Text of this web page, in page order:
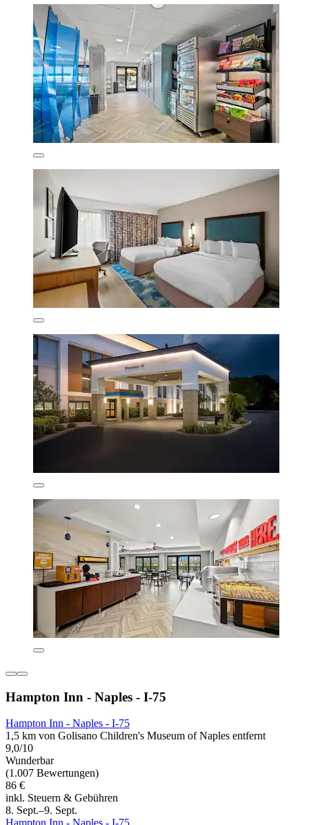
Hampton Inn - Naples - I-75
Hampton Inn - Naples - I-75
1,5 km von Golisano Children's Museum of Naples entfernt
9,0/10
Wunderbar
(1.007 Bewertungen)
86 €
inkl. Steuern & Gebühren
8. Sept.–9. Sept.